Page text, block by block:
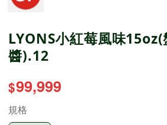
LYONS小紅莓風味15oz(
醬).12
$99,999
規格